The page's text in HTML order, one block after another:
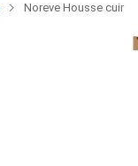
Noreve Housse cuir